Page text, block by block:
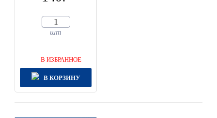
шт
В ИЗБРАННОЕ
В КОРЗИНУ